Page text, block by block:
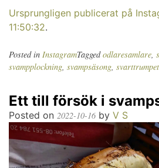
Ursprungligen publicerat på
11:50:32.
Posted in InstagramTaggedodlaresamlare,
svampplockning, svampsäsong,
Ett till försök i
Posted on 2022-10-16 by V S